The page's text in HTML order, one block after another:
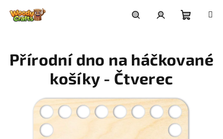
košík
Přírodní dno na háčkované
košíky - Čtverec